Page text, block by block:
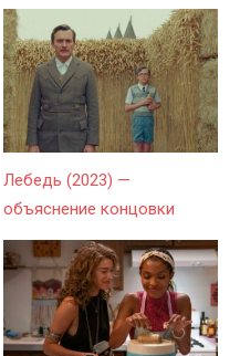
Лебедь (2023) —
объяснение концовки